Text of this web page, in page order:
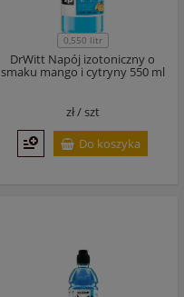
0,550 litr
DrWitt Napój izotoniczny o
smaku mango i cytryny 550 ml
zł /szt
Do koszyka